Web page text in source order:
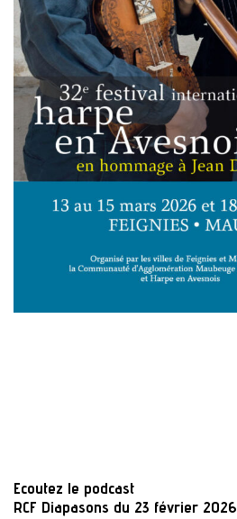
Ecoutez le podcast
RCF Diapasons du 23 février 2026